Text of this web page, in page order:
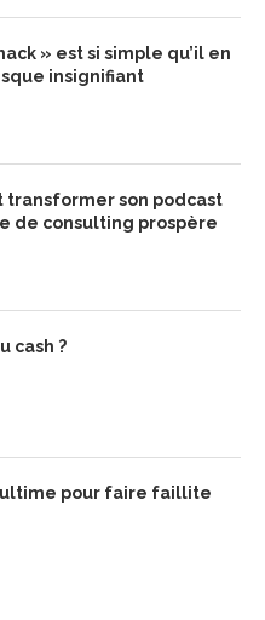
» est si simple qu’il en
insignifiant
transformer son podcast
de consulting prospère
cash ?
pour faire faillite